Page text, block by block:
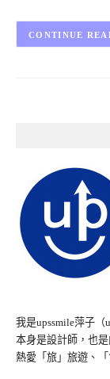
CONTINUE
我是upssmile萍子（
本身是設計師，也
熱愛「旅」旅遊、